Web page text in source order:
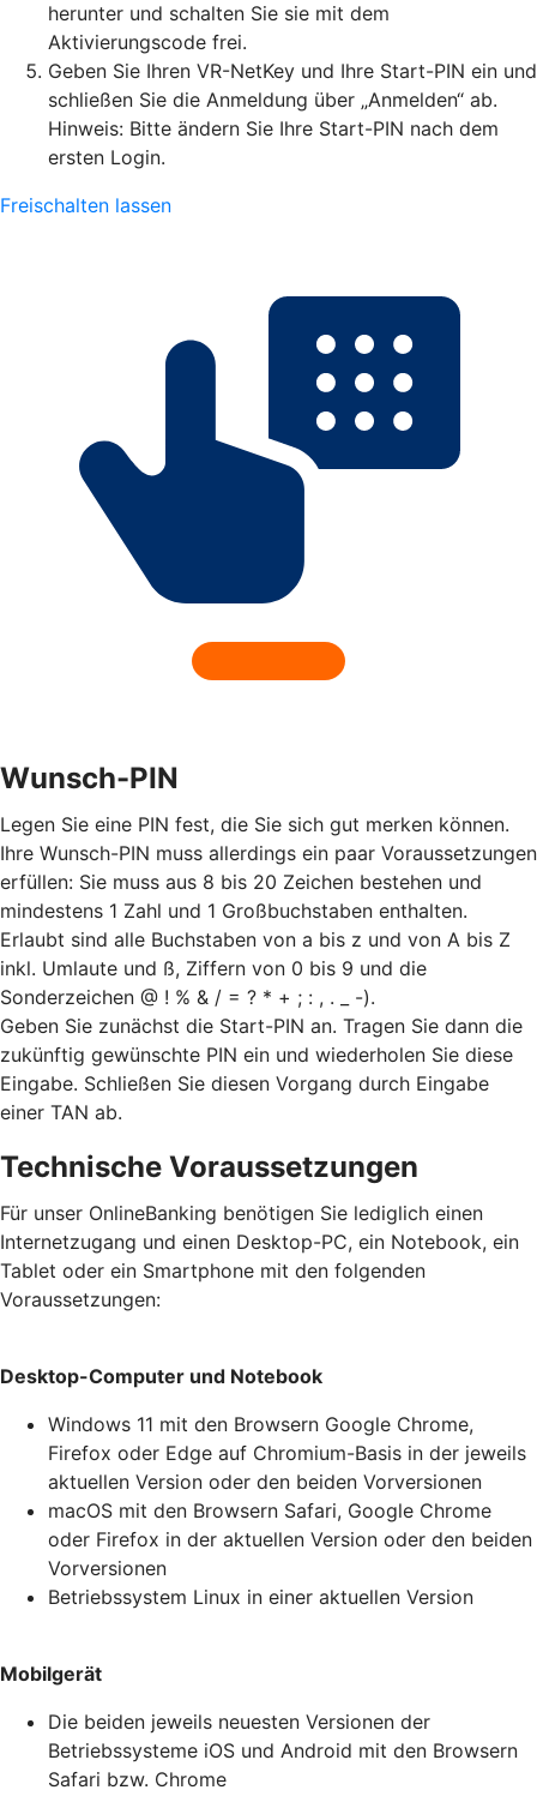
herunter und schalten Sie sie mit dem
Aktivierungscode frei.
Geben Sie Ihren VR-NetKey und Ihre Start-PIN ein und
schließen Sie die Anmeldung über „Anmelden“ ab.
Hinweis: Bitte ändern Sie Ihre Start-PIN nach dem
ersten Login.
Freischalten lassen
Wunsch-PIN
Legen Sie eine PIN fest, die Sie sich gut merken können.
Ihre Wunsch-PIN muss allerdings ein paar Voraussetzungen
erfüllen: Sie muss aus 8 bis 20 Zeichen bestehen und
mindestens 1 Zahl und 1 Großbuchstaben enthalten.
Erlaubt sind alle Buchstaben von a bis z und von A bis Z
inkl. Umlaute und ß, Ziffern von 0 bis 9 und die
Sonderzeichen @ ! % & / = ? * + ; : , . _ -).
Geben Sie zunächst die Start-PIN an. Tragen Sie dann die
zukünftig gewünschte PIN ein und wiederholen Sie diese
Eingabe. Schließen Sie diesen Vorgang durch Eingabe
einer TAN ab.
Technische Voraussetzungen
Für unser OnlineBanking benötigen Sie lediglich einen
Internetzugang und einen Desktop-PC, ein Notebook, ein
Tablet oder ein Smartphone mit den folgenden
Voraussetzungen:
Desktop-Computer und Notebook
Windows 11 mit den Browsern Google Chrome,
Firefox oder Edge auf Chromium-Basis in der jeweils
aktuellen Version oder den beiden Vorversionen
macOS mit den Browsern Safari, Google Chrome
oder Firefox in der aktuellen Version oder den beiden
Vorversionen
Betriebssystem Linux in einer aktuellen Version
Mobilgerät
Die beiden jeweils neuesten Versionen der
Betriebssysteme iOS und Android mit den Browsern
Safari bzw. Chrome